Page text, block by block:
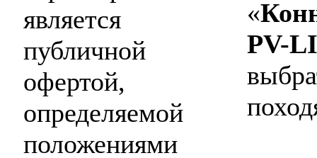
является
публичной
офертой,
определяемой
положениями
«
PV-